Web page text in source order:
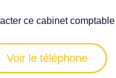
ce cabinet comptable
Voir le téléphone